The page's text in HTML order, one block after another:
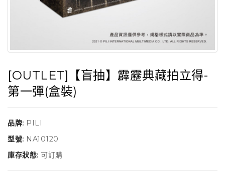
[OUTLET]【盲抽】霹靂典藏拍立得-
第一彈(盒裝)
品牌: PILI
型號: NA10120
庫存狀態: 可訂購